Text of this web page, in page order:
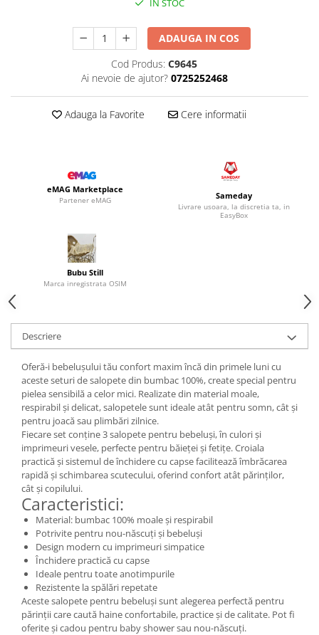
ADAUGA IN COS
Cod Produs: C9645
Ai nevoie de ajutor? 0725252468
Adauga la Favorite Cere informatii
eMAG Marketplace
Partener eMAG Sameday
Livrare usoara, la discretia ta, in
EasyBox
Bubu Still
Marca inregistrata OSIM
Descriere
Oferă-i bebelușului tău confort maxim încă din primele luni cu
aceste seturi de salopete din bumbac 100%, create special pentru
pielea sensibilă a celor mici. Realizate din material moale,
respirabil și delicat, salopetele sunt ideale atât pentru somn, cât și
pentru joacă sau plimbări zilnice.
Fiecare set conține 3 salopete pentru bebeluși, în culori și
imprimeuri vesele, perfecte pentru băieței și fetițe. Croiala
practică și sistemul de închidere cu capse facilitează îmbrăcarea
rapidă și schimbarea scutecului, oferind confort atât părinților,
cât și copilului.
Caracteristici:
Material: bumbac 100% moale și respirabil
Potrivite pentru nou-născuți și bebeluși
Design modern cu imprimeuri simpatice
Închidere practică cu capse
Ideale pentru toate anotimpurile
Rezistente la spălări repetate
Aceste salopete pentru bebeluși sunt alegerea perfectă pentru
părinții care caută haine confortabile, practice și de calitate. Pot fi
oferite și cadou pentru baby shower sau nou-născuți.